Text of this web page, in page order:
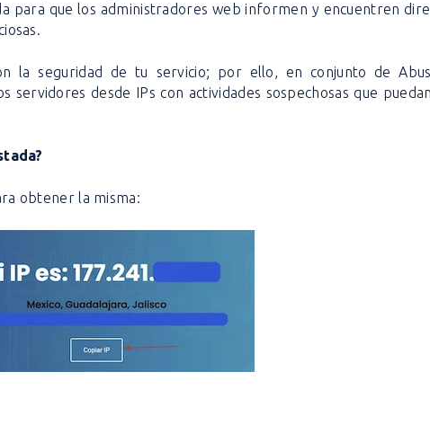
para que los administradores web informen y encuentren
la seguridad de tu servicio; por ello, en conjunto de
servidores desde IPs con actividades sospechosas que
obtener la misma: